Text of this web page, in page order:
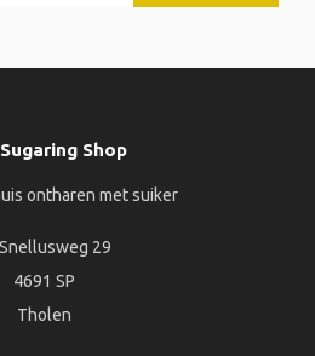
Shop
ontharen met suiker
Snellusweg 29
4691 SP
Tholen